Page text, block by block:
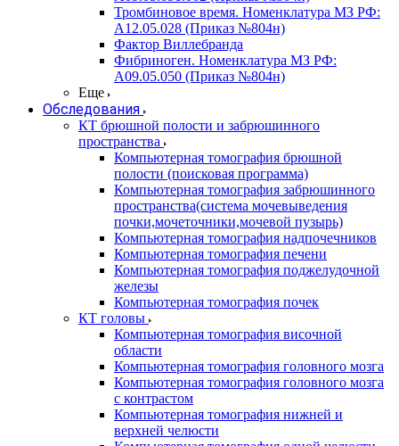
Тромбиновое время. Номенклатура МЗ РФ:
A12.05.028 (Приказ №804н)
Фактор Виллебранда
Фибриноген. Номенклатура МЗ РФ:
A09.05.050 (Приказ №804н)
Еще
Обследования
КТ брюшной полости и забрюшинного
пространства
Компьютерная томография брюшной
полости (поисковая программа)
Компьютерная томография забрюшинного
пространства(система мочевыведения
почки,мочеточники,мочевой пузырь)
Компьютерная томография надпочечников
Компьютерная томография печени
Компьютерная томография поджелудочной
железы
Компьютерная томография почек
КТ головы
Компьютерная томография височной
области
Компьютерная томография головного мозга
Компьютерная томография головного мозга
с контрастом
Компьютерная томография нижней и
верхней челюсти